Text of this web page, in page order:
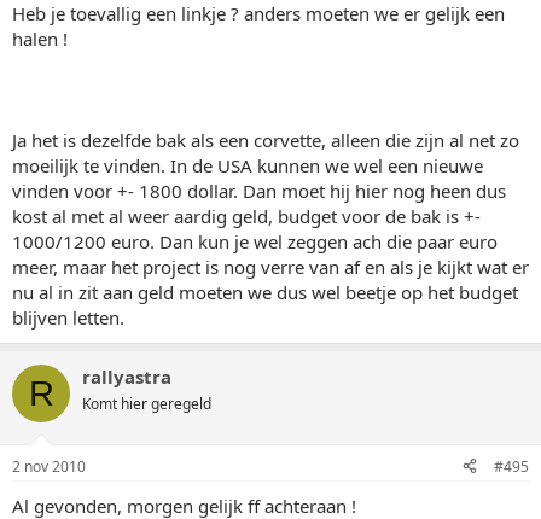
Heb je toevallig een linkje ? anders moeten we er gelijk een
halen !
Ja het is dezelfde bak als een corvette, alleen die zijn al net zo
moeilijk te vinden. In de USA kunnen we wel een nieuwe
vinden voor +- 1800 dollar. Dan moet hij hier nog heen dus
kost al met al weer aardig geld, budget voor de bak is +-
1000/1200 euro. Dan kun je wel zeggen ach die paar euro
meer, maar het project is nog verre van af en als je kijkt wat er
nu al in zit aan geld moeten we dus wel beetje op het budget
blijven letten.
R rallyastra
Komt hier geregeld
2 nov 2010 #495
Al gevonden, morgen gelijk ff achteraan !